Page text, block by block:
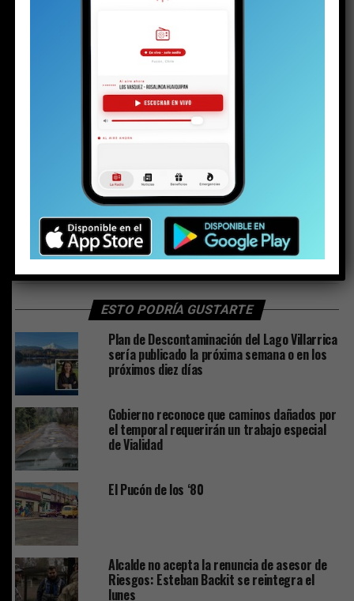
CONTAMINACIÓN
LAGO VILLARRICA MEDIAMBIENTE
SATURACIÓN
liceo bicentenario a quien acusa de tener una “actitud
matonesca”
Mayor Ochoa: “Los que venden droga a los jóvenes ya no
están parados en las esquinas, lo hacen por redes
sociales”
ESTO PODRÍA GUSTARTE
Plan de Descontaminación del Lago Villarrica
sería publicado la próxima semana o en los
próximos diez días
Gobierno reconoce que caminos dañados por
el temporal requerirán un trabajo especial
de Vialidad
El Pucón de los ‘80
Alcalde no acepta la renuncia de asesor de
Riesgos: Esteban Backit se reintegra el
lunes